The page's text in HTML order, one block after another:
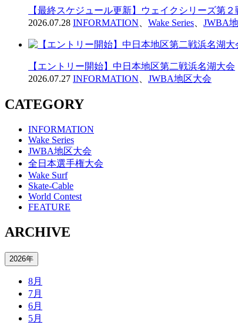
【最終スケジュール更新】ウェイクシリーズ第
2026.07.28 INFORMATION Wake Series JWBA
【エントリー開始】中日本地区第二戦浜名湖大会
2026.07.27 INFORMATION JWBA地区大会
CATEGORY
INFORMATION
Wake Series
JWBA地区大会
全日本選手権大会
Wake Surf
Skate-Cable
World Contest
FEATURE
ARCHIVE
2026年
8月
7月
6月
5月